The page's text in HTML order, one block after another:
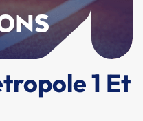
1 Et